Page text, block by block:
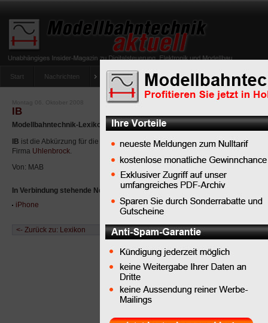
Start Nachrichten Tipps Newsletter Archiv Magazin
umfrage-viessmann-multiprotokoll-lichtdecoder
Montag 06. Oktober 2008
IB
Modellbahntechnik-Lexikon: IB
IB ist die Abkürzung für die IntelliBox, eine Digitalzentrale der
Firma Uhlenbrock.
Von: MAB
In Verbindung stehende News:
iPhone
<- Zurück zu: Lexikon